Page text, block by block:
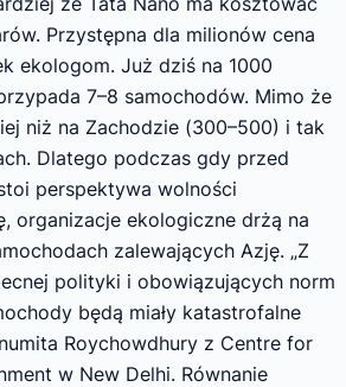
Przystępna dla milionów cena
ekologom. Już dziś na 1000
7–8 samochodów. Mimo że
niż na Zachodzie (300–500) i tak
Dlatego podczas gdy przed
perspektywa wolności
organizacje ekologiczne drżą na
zalewających Azję. „Z
polityki i obowiązujących norm
będą miały katastrofalne
Roychowdhury z Centre for
w New Delhi. Równanie